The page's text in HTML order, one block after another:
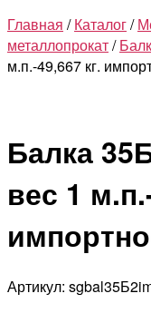
Главная /Каталог/
металлопрокат/
м.п.-49,667 кг.
Балка
вес 1
Артикул: